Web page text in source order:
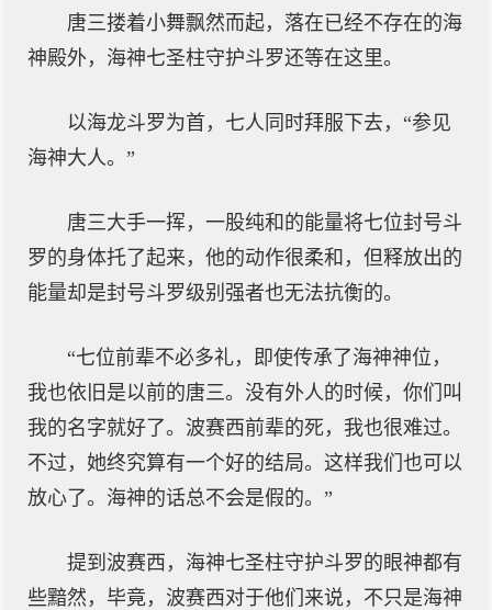
唐三搂着小舞飘然而起，落在已经不存在的海
神殿外，海神七圣柱守护斗罗还等在这里。
以海龙斗罗为首，七人同时拜服下去，“参见
海神大人。”
唐三大手一挥，一股纯和的能量将七位封号斗
罗的身体托了起来，他的动作很柔和，但释放出的
能量却是封号斗罗级别强者也无法抗衡的。
“七位前辈不必多礼，即使传承了海神神位，
我也依旧是以前的唐三。没有外人的时候，你们叫
我的名字就好了。波赛西前辈的死，我也很难过。
不过，她终究算有一个好的结局。这样我们也可以
放心了。海神的话总不会是假的。”
提到波赛西，海神七圣柱守护斗罗的眼神都有
些黯然，毕竟，波赛西对于他们来说，不只是海神